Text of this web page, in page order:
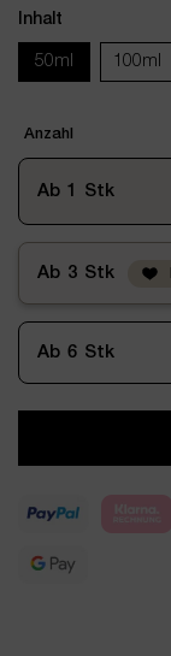
Inhalt
50ml 100ml
Anzahl
Ab 1 Stk
Ab 3 Stk
Ab 6 Stk